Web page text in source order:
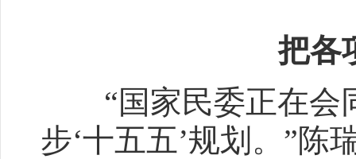
把各
“国家民委正在会
步‘十五五’规划。”陈